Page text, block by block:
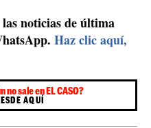
noticias de última
Haz clic aquí,
no sale en EL CASO?
AQUÍ